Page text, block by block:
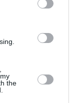
the
νέα για